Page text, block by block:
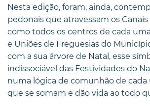
Nesta edição, foram, ainda,
pedonais que atravessam os
como todos os centros de cada
e Uniões de Freguesias do
com a sua árvore de Natal, esse
indissociável das Festividades do
numa lógica de comunhão de cada
que se somam e dão vida ao todo